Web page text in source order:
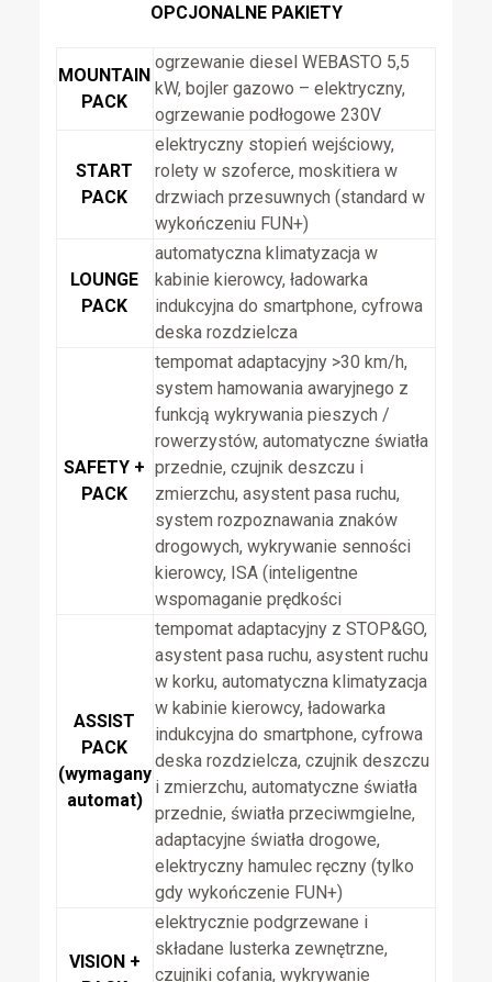
OPCJONALNE PAKIETY
MOUNTAIN
PACK
ogrzewanie diesel WEBASTO 5,5
kW, bojler gazowo – elektryczny,
ogrzewanie podłogowe 230V
START
PACK
elektryczny stopień wejściowy,
rolety w szoferce, moskitiera w
drzwiach przesuwnych (standard w
wykończeniu FUN+)
LOUNGE
PACK
automatyczna klimatyzacja w
kabinie kierowcy, ładowarka
indukcyjna do smartphone, cyfrowa
deska rozdzielcza
SAFETY +
PACK
tempomat adaptacyjny >30 km/h,
system hamowania awaryjnego z
funkcją wykrywania pieszych /
rowerzystów, automatyczne światła
przednie, czujnik deszczu i
zmierzchu, asystent pasa ruchu,
system rozpoznawania znaków
drogowych, wykrywanie senności
kierowcy, ISA (inteligentne
wspomaganie prędkości
ASSIST
PACK
(wymagany
automat)
tempomat adaptacyjny z STOP&GO,
asystent pasa ruchu, asystent ruchu
w korku, automatyczna klimatyzacja
w kabinie kierowcy, ładowarka
indukcyjna do smartphone, cyfrowa
deska rozdzielcza, czujnik deszczu
i zmierzchu, automatyczne światła
przednie, światła przeciwmgielne,
adaptacyjne światła drogowe,
elektryczny hamulec ręczny (tylko
gdy wykończenie FUN+)
VISION +
elektrycznie podgrzewane i
składane lusterka zewnętrzne,
czujniki cofania, wykrywanie